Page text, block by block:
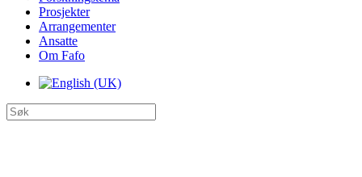
Prosjekter
Arrangementer
Ansatte
Om Fafo